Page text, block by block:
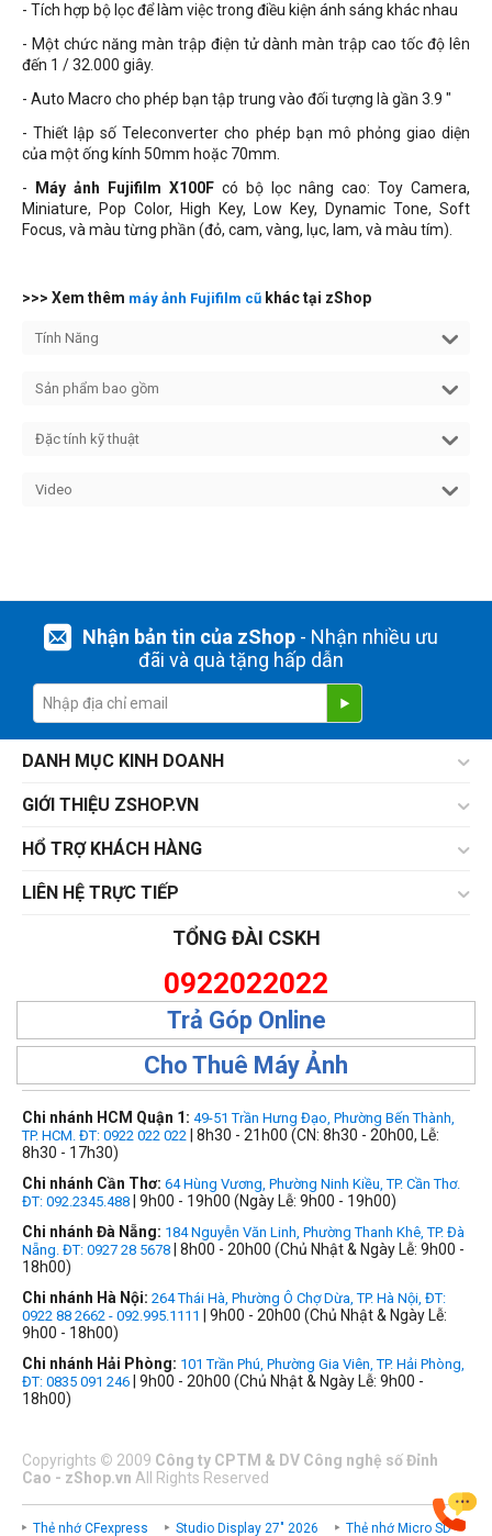
- Tích hợp bộ lọc để làm việc trong điều kiện ánh sáng khác nhau
- Một chức năng màn trập điện tử dành màn trập cao tốc độ lên
đến 1 / 32.000 giây.
- Auto Macro cho phép bạn tập trung vào đối tượng là gần 3.9 "
- Thiết lập số Teleconverter cho phép bạn mô phỏng giao diện
của một ống kính 50mm hoặc 70mm.
-
Máy ảnh Fujifilm X100F có bộ lọc nâng cao: Toy Camera,
Miniature, Pop Color, High Key, Low Key, Dynamic Tone, Soft
Focus, và màu từng phần (đỏ, cam, vàng, lục, lam, và màu tím).
>>> Xem thêm máy ảnh Fujifilm cũ khác tại zShop
Tính Năng
Sản phẩm bao gồm
Đặc tính kỹ thuật
Video
Nhận bản tin của zShop- Nhận nhiều ưu
đãi và quà tặng hấp dẫn
DANH MỤC KINH DOANH
GIỚI THIỆU ZSHOP.VN
HỔ TRỢ KHÁCH HÀNG
LIÊN HỆ TRỰC TIẾP
TỔNG ĐÀI CSKH
0922022022
Trả Góp Online
Cho Thuê Máy Ảnh
Chi nhánh HCM Quận 1: 49-51 Trần Hưng Đạo, Phường Bến Thành,
TP. HCM. ĐT: 0922 022 022 | 8h30 - 21h00 (CN: 8h30 - 20h00, Lễ:
8h30 - 17h30)
Chi nhánh Cần Thơ: 64 Hùng Vương, Phường Ninh Kiều, TP. Cần Thơ.
ĐT: 092.2345.488 | 9h00 - 19h00 (Ngày Lễ: 9h00 - 19h00)
Chi nhánh Đà Nẵng: 184 Nguyễn Văn Linh, Phường Thanh Khê, TP. Đà
Nẵng. ĐT: 0927 28 5678 | 8h00 - 20h00 (Chủ Nhật & Ngày Lễ: 9h00 -
18h00)
Chi nhánh Hà Nội: 264 Thái Hà, Phường Ô Chợ Dừa, TP. Hà Nội, ĐT:
0922 88 2662 - 092.995.1111
| 9h00 - 20h00 (Chủ Nhật & Ngày Lễ:
9h00 - 18h00)
Chi nhánh Hải Phòng: 101 Trần Phú, Phường Gia Viên, TP. Hải Phòng,
ĐT: 0835 091 246 | 9h00 - 20h00 (Chủ Nhật & Ngày Lễ: 9h00 -
18h00)
Copyrights © 2009 Công ty CPTM & DV Công nghệ số Đỉnh
Cao - zShop.vn All Rights Reserved
Thẻ nhớ CFexpress Studio Display 27" 2026 Thẻ nhớ Micro SD